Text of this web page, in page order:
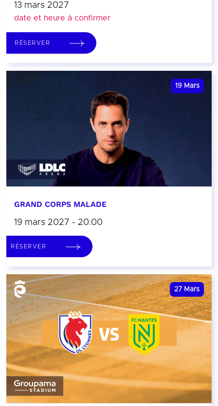
13 mars 2027
date et heure à confirmer
RÉSERVER
19 Mars
GRAND CORPS MALADE
19 mars 2027 - 20:00
RÉSERVER
27 Mars